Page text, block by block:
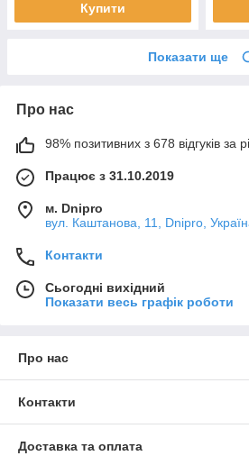
Купити
Показати ще
Про нас
98% позитивних з 678 відгуків за
Працює з 31.10.2019
м. Dnipro
вул. Каштанова, 11, Dnipro,
Контакти
Сьогодні вихідний
Показати весь графік роботи
Про нас
Контакти
Доставка та оплата